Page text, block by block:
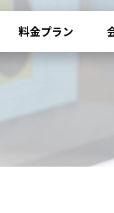
料金プラン